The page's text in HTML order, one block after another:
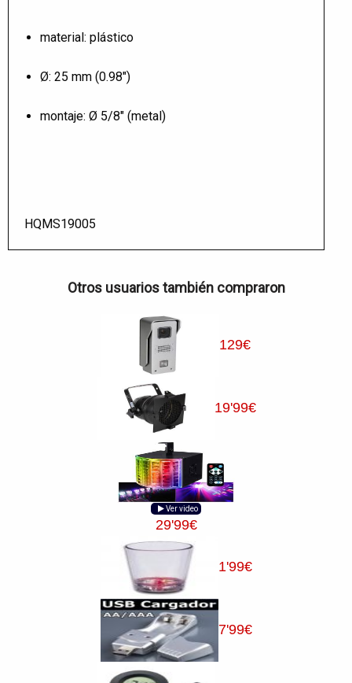
material: plástico
Ø: 25 mm (0.98")
montaje: Ø 5/8" (metal)
HQMS19005
Otros usuarios también compraron
129€
19'99€
Ver video
29'99€
1'99€
7'99€